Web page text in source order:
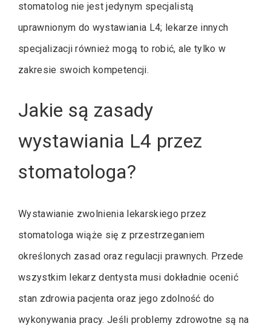
stomatolog nie jest jedynym specjalistą
uprawnionym do wystawiania L4; lekarze innych
specjalizacji również mogą to robić, ale tylko w
zakresie swoich kompetencji.
Jakie są zasady
wystawiania L4 przez
stomatologa?
Wystawianie zwolnienia lekarskiego przez
stomatologa wiąże się z przestrzeganiem
określonych zasad oraz regulacji prawnych. Przede
wszystkim lekarz dentysta musi dokładnie ocenić
stan zdrowia pacjenta oraz jego zdolność do
wykonywania pracy. Jeśli problemy zdrowotne są na